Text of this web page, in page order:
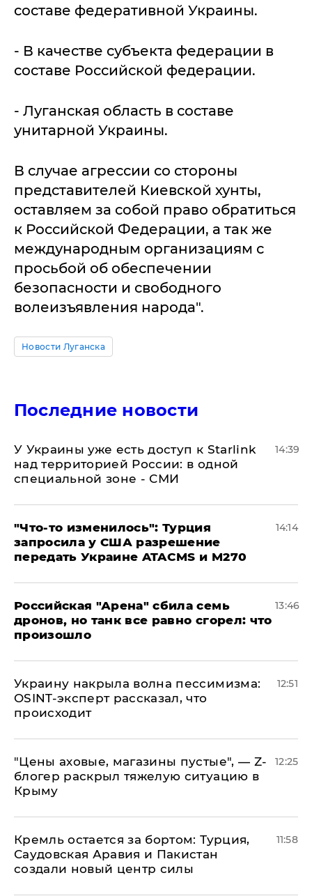
составе федеративной Украины.
- В качестве субъекта федерации в
составе Российской федерации.
- Луганская область в составе
унитарной Украины.
В случае агрессии со стороны
представителей Киевской хунты,
оставляем за собой право обратиться
к Российской Федерации, а так же
международным организациям с
просьбой об обеспечении
безопасности и свободного
волеизъявления народа".
Новости Луганска
Последние новости
У Украины уже есть доступ к Starlink
над территорией России: в одной
специальной зоне - СМИ
14:39
​"Что-то изменилось": Турция
запросила у США разрешение
передать Украине ATACMS и M270
14:14
​Российская "Арена" сбила семь
дронов, но танк все равно сгорел: что
произошло
13:46
​Украину накрыла волна пессимизма:
OSINT-эксперт рассказал, что
происходит
12:51
​"Цены аховые, магазины пустые", — Z-
блогер раскрыл тяжелую ситуацию в
Крыму
12:25
​Кремль остается за бортом: Турция,
Саудовская Аравия и Пакистан
создали новый центр силы
11:58